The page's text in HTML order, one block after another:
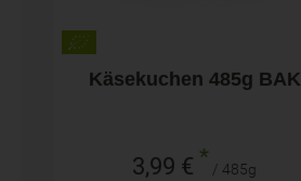
Käsekuchen 485g BAK
3,99 € * / 485g